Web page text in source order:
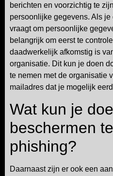
berichten en voorzichtig te
persoonlijke gegevens. Als
vraagt om persoonlijke
belangrijk om eerst te
daadwerkelijk afkomstig is
organisatie. Dit kun je doen
te nemen met de organisatie
mailadres dat je mogelijk
Wat kun je
beschermen
phishing?
Daarnaast zijn er ook een